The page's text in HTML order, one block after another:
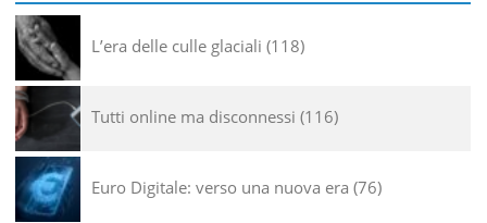
L’era delle culle glaciali 118
Tutti online ma disconnessi 116
Euro Digitale: verso una nuova era 76